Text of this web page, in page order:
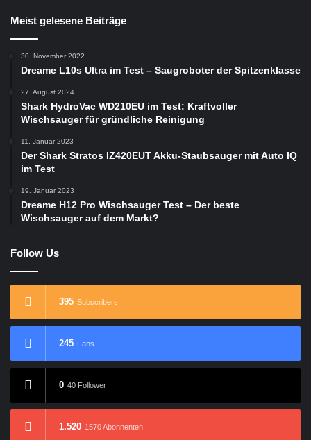
Meist gelesene Beiträge
30. November 2022
Dreame L10s Ultra im Test – Saugroboter der Spitzenklasse
27. August 2024
Shark HydroVac WD210EU im Test: Kraftvoller
Wischsauger für gründliche Reinigung
11. Januar 2023
Der Shark Stratos IZ420EUT Akku-Staubsauger mit Auto IQ
im Test
19. Januar 2023
Dreame H12 Pro Wischsauger Test – Der beste
Wischsauger auf dem Markt?
Follow Us
395 Subscribers
245 Fans
0 40 Follower
1.520 1570 Abonnenten